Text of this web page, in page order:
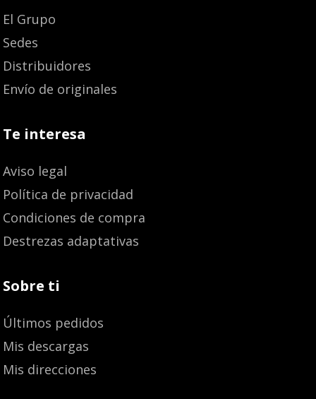
El Grupo
Sedes
Distribuidores
Envío de originales
Te interesa
Aviso legal
Política de privacidad
Condiciones de compra
Destrezas adaptativas
Sobre ti
Últimos pedidos
Mis descargas
Mis direcciones